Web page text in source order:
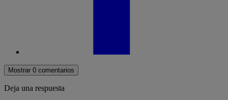
Mostrar 0 comentarios
Deja una respuesta